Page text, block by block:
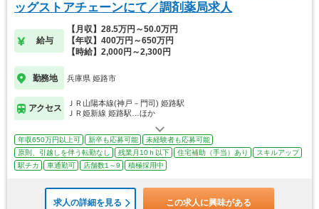
ッグストアチェーンにて／調剤薬局求人
給与
【月収】28.5万円～50.0万円
【年収】400万円～650万円
【時給】2,000円～2,300円
勤務地 兵庫県 姫路市
アクセス
ＪＲ山陽本線(神戸－門司) 姫路駅
ＪＲ姫新線 姫路駅…ほか
年収650万円以上可 新卒も応募可能
未経験者も応募可能
原則、引越しを伴う転勤なし
残業月10ｈ以下 住宅補助（手当）あり
スキルアップ
駅チカ
車通勤可 店舗数1～9 積極採用中
求人の詳細を見る この求人に興味がある